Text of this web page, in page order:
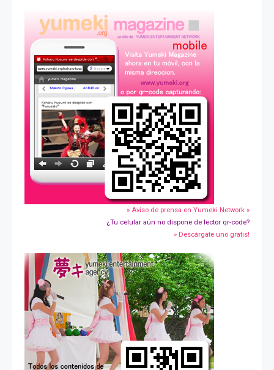
» Aviso de prensa en Yumeki Network »
¿Tu celular aún no dispone de lector qr-code?
» Descárgate uno gratis!